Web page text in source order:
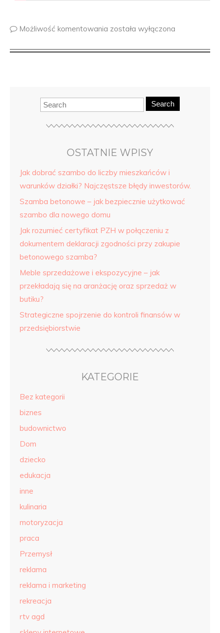
Możliwość komentowania została wyłączona
Search
OSTATNIE WPISY
Jak dobrać szambo do liczby mieszkańców i
warunków działki? Najczęstsze błędy inwestorów.
Szamba betonowe – jak bezpiecznie użytkować
szambo dla nowego domu
Jak rozumieć certyfikat PZH w połączeniu z
dokumentem deklaracji zgodności przy zakupie
betonowego szamba?
Meble sprzedażowe i ekspozycyjne – jak
przekładają się na aranżację oraz sprzedaż w
butiku?
Strategiczne spojrzenie do kontroli finansów w
przedsiębiorstwie
KATEGORIE
Bez kategorii
biznes
budownictwo
Dom
dziecko
edukacja
inne
kulinaria
motoryzacja
praca
Przemysł
reklama
reklama i marketing
rekreacja
rtv agd